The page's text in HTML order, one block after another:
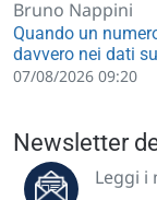
Bruno Nappini
Quando un
davvero nei dati
07/08/2026 09:20
Newsletter
Leggi i